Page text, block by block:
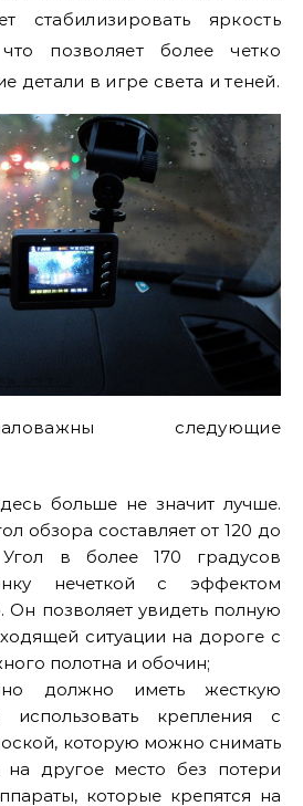
стабилизировать яркость
позволяет более четко
детали в игре света и теней.
следующие
больше не значит лучше.
обзора составляет от 120 до
в более 170 градусов
нечеткой с эффектом
Он позволяет увидеть полную
ситуации на дороге с
полотна и обочин;
должно иметь жесткую
использовать крепления с
которую можно снимать
на другое место без потери
которые крепятся на